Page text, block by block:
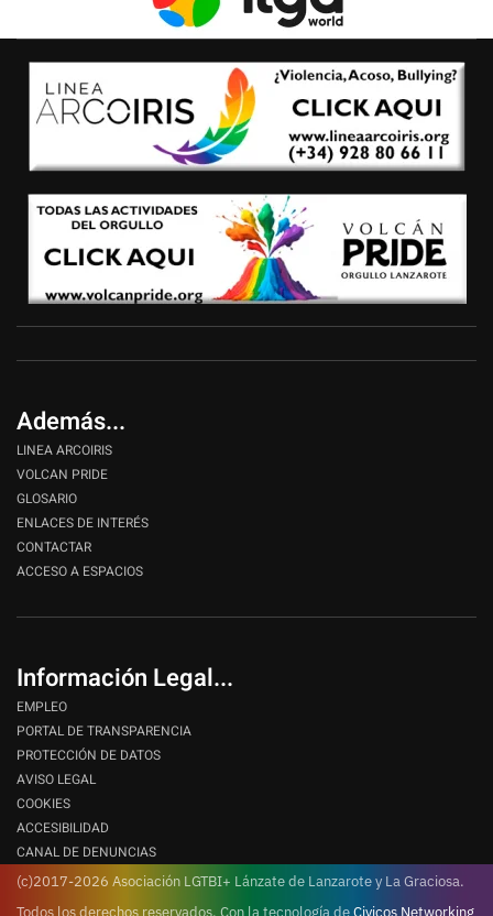
Además...
LINEA ARCOIRIS
VOLCAN PRIDE
GLOSARIO
ENLACES DE INTERÉS
CONTACTAR
ACCESO A ESPACIOS
Información Legal...
EMPLEO
PORTAL DE TRANSPARENCIA
PROTECCIÓN DE DATOS
AVISO LEGAL
COOKIES
ACCESIBILIDAD
CANAL DE DENUNCIAS
(c)2017-2026 Asociación LGTBI+ Lánzate de Lanzarote y La Graciosa.
Todos los derechos reservados. Con la tecnología deCivicos Networking